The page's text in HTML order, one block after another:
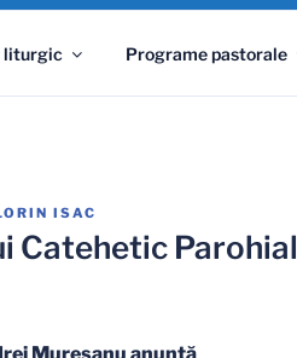
liturgic Programe pastorale
ISAC
Catehetic Parohial